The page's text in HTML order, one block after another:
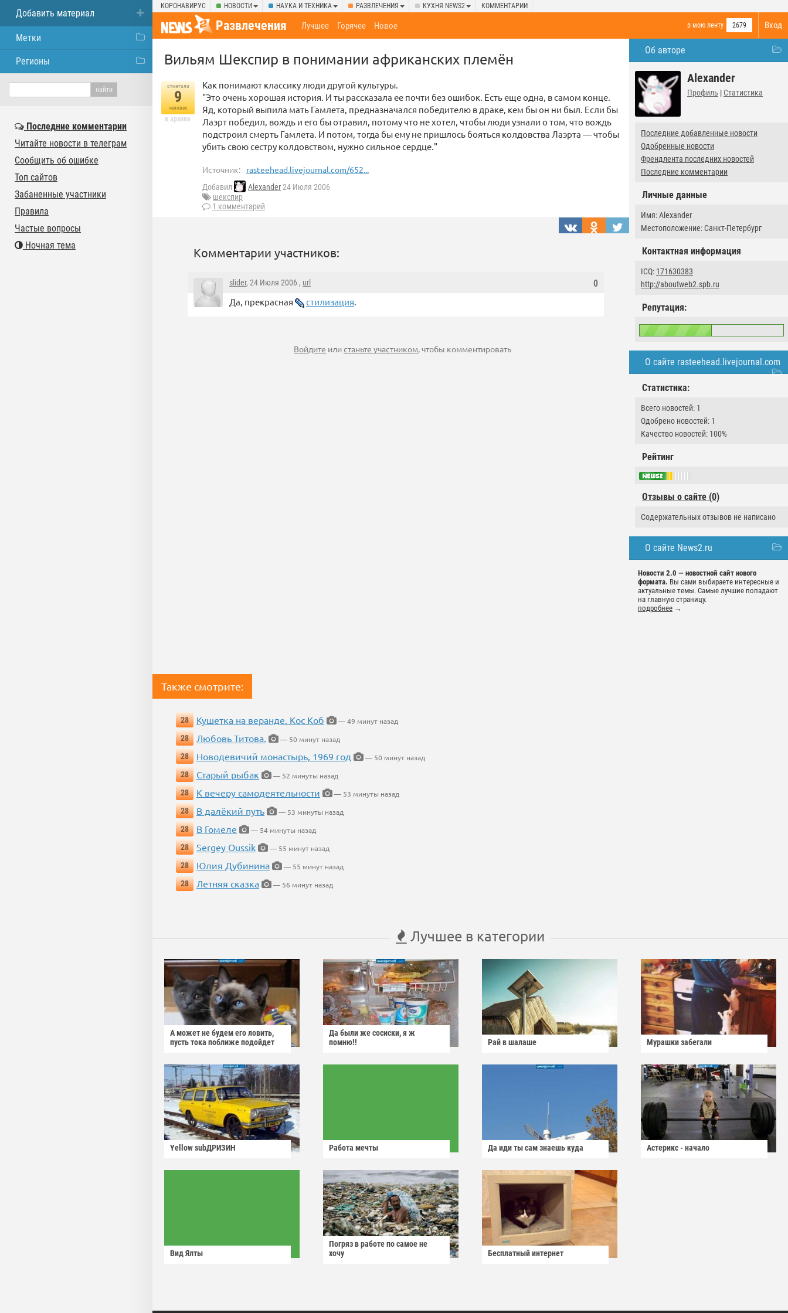
КОРОНАВИРУС НОВОСТИ НАУКА И ТЕХНИКА РАЗВЛЕЧЕНИЯ КУХНЯ NEWS2 КОММЕНТАРИИ
Вход
Развлечения в мою ленту 2679
Лучшее Горячее Новое
Об авторе
Alexander
Профиль | Статистика
Последние добавленные новости
Одобренные новости
Френдлента последних новостей
Последние комментарии
Личные данные
Имя: Alexander
Местоположение: Санкт-Петербург
Контактная информация
ICQ: 171630383
http://aboutweb2.spb.ru
Репутация:
О сайте rasteehead.livejournal.com
Статистика:
Всего новостей: 1
Одобрено новостей: 1
Качество новостей: 100%
Рейтинг
Отзывы о сайте (0)
Содержательных отзывов не написано
О сайте News2.ru
Новости 2.0 — новостной сайт нового
формата. Вы сами выбираете интересные и
актуальные темы. Самые лучшие попадают
на главную страницу.
подробнее →
Вильям Шекспир в понимании африканских племён
отметили
9
человек
в архиве
Как понимают классику люди другой культуры.
"Это очень хорошая история. И ты рассказала ее почти без ошибок. Есть еще одна, в самом конце.
Яд, который выпила мать Гамлета, предназначался победителю в драке, кем бы он ни был. Если бы
Лаэрт победил, вождь и его бы отравил, потому что не хотел, чтобы люди узнали о том, что вождь
подстроил смерть Гамлета. И потом, тогда бы ему не пришлось бояться колдовства Лаэрта — чтобы
убить свою сестру колдовством, нужно сильное сердце."
Источник: rasteehead.livejournal.com/652...
Добавил Alexander24 Июля 2006
шекспир
1 комментарий
Комментарии участников:
0
slider, 24 Июля 2006 , url
Да, прекрасная стилизация.
Войдите илистаньте участником, чтобы комментировать
Также смотрите:
28 Кушетка на веранде. Кос Коб
— 49 минут назад
28
Любовь Титова.
— 50 минут назад
28
Новодевичий монастырь, 1969 год
— 50 минут назад
28
Старый рыбак
— 52 минуты назад
28
К вечеру самодеятельности
— 53 минуты назад
28
В далёкий путь
— 53 минуты назад
28
В Гомеле
— 54 минуты назад
28
Sergey Oussik
— 55 минут назад
28
Юлия Дубинина
— 55 минут назад
28
Летняя сказка — 56 минут назад
Лучшее в категории
А может не будем его ловить,
пусть тока поближе подойдет
Да были же сосиски, я ж
помню!!
Рай в шалаше Мурашки забегали
Yellow subДРИЗИН Работа мечты Да иди ты сам знаешь куда Астерикс - начало
Вид Ялты
Погряз в работе по самое не
хочу
Бесплатный интернет
Добавить материал
Метки
Регионы
Последние комментарии
Читайте новости в телеграм
Сообщить об ошибке
Топ сайтов
Забаненные участники
Правила
Частые вопросы
Ночная тема